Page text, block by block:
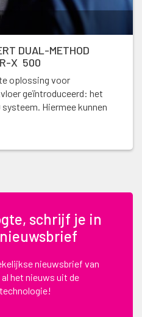
DUAL-METHOD
X 500
oplossing voor
geïntroduceerd: het
Hiermee kunnen
schrijf je in
nieuwsbrief van
het nieuws uit de